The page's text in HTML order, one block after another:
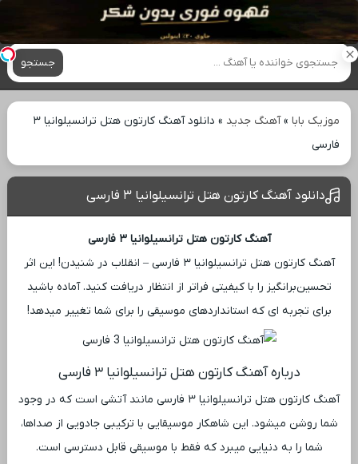
آهنگ های جدید
جستجو
موزیک بابا»آهنگ جدید »
دانلود آهنگ کارتون هتل ترانسیلوانیا ۳
فارسی
دانلود آهنگ کارتون هتل ترانسیلوانیا ۳ فارسی
آهنگ کارتون هتل ترانسیلوانیا ۳ فارسی
آهنگ کارتون هتل ترانسیلوانیا ۳ فارسی – انقلاب در شنیدن! این اثر
تحسین‌برانگیز را با کیفیتی فراتر از انتظار دریافت کنید. آماده باشید
برای تجربه ‌ای که استانداردهای موسیقی را برای شما تغییر میدهد!
درباره آهنگ کارتون هتل ترانسیلوانیا ۳ فارسی
آهنگ کارتون هتل ترانسیلوانیا ۳ فارسی مانند آتشی است که در وجود
شما روشن میشود. این شاهکار موسیقایی با ترکیبی جادویی از صداها،
شما را به دنیایی میبرد که فقط با موسیقی قابل دسترسی است.